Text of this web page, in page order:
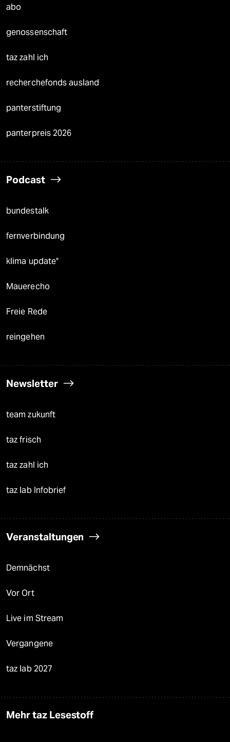
abo
genossenschaft
taz zahl ich
recherchefonds ausland
panterstiftung
panterpreis 2026
Podcast
bundestalk
fernverbindung
klima update°
Mauerecho
Freie Rede
reingehen
Newsletter
team zukunft
taz frisch
taz zahl ich
taz lab Infobrief
Veranstaltungen
Demnächst
Vor Ort
Live im Stream
Vergangene
taz lab 2027
Mehr taz Lesestoff